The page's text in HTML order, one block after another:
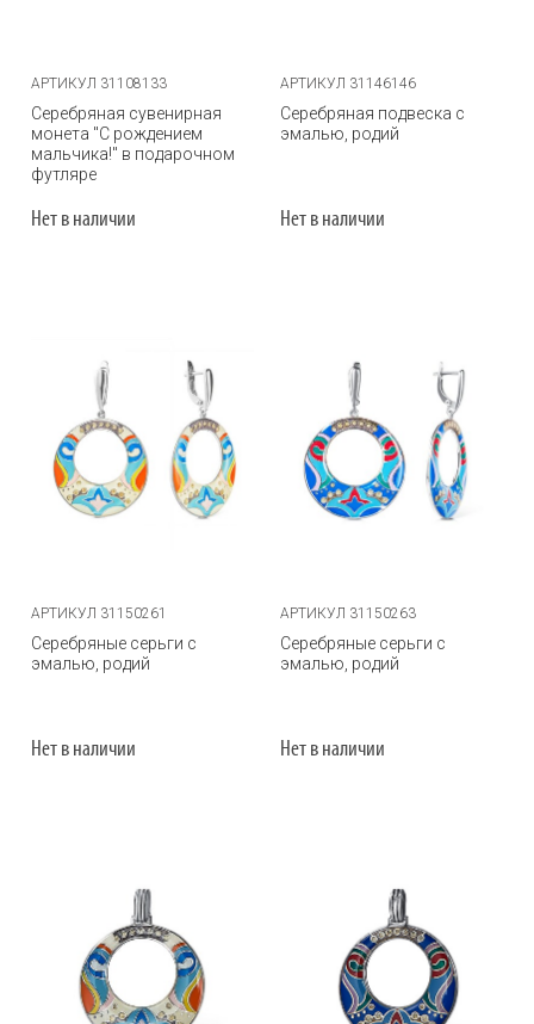
АРТИКУЛ 31108133
Серебряная сувенирная
монета "С рождением
мальчика!" в подарочном
футляре
Нет в наличии
АРТИКУЛ 31146146
Серебряная подвеска с
эмалью, родий
Нет в наличии
АРТИКУЛ 31150261
Серебряные серьги с
эмалью, родий
Нет в наличии
АРТИКУЛ 31150263
Серебряные серьги с
эмалью, родий
Нет в наличии